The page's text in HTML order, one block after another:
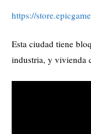
https://
Esta ciudad tiene
industria, y vivienda